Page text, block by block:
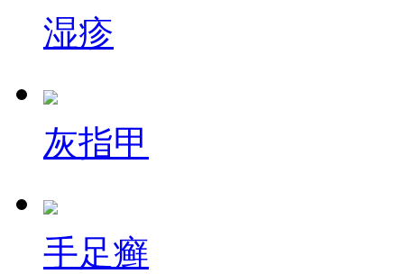
湿疹
灰指甲
手足癣